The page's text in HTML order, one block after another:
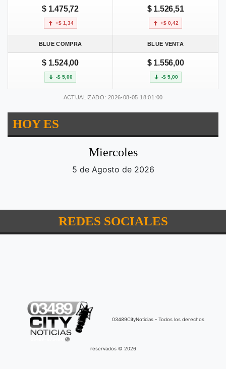
$ 1.475,72
+$ 1,34
$ 1.526,51
+$ 0,42
BLUE COMPRA BLUE VENTA
$ 1.524,00
-$ 5,00
$ 1.556,00
-$ 5,00
ACTUALIZADO: 2026-08-05 18:01:00
HOY ES
Miercoles
5 de Agosto de 2026
REDES SOCIALES
03489CityNoticias - Todos los derechos
reservados © 2026